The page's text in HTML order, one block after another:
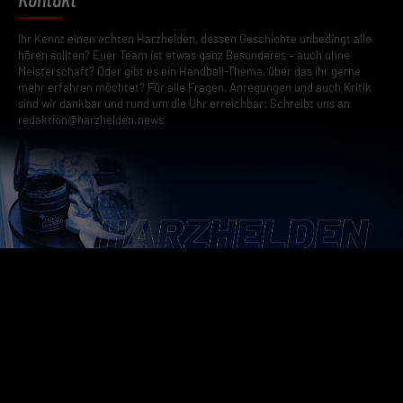
Ihr Kennt einen echten Harzhelden, dessen Geschichte unbedingt alle
hören sollten? Euer Team ist etwas ganz Besonderes – auch ohne
Meisterschaft? Oder gibt es ein Handball-Thema, über das ihr gerne
mehr erfahren möchtet? Für alle Fragen, Anregungen und auch Kritik
sind wir dankbar und rund um die Uhr erreichbar: Schreibt uns an
redaktion@harzhelden.news